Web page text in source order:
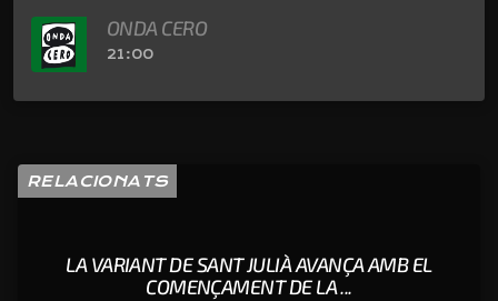
ONDA CERO
21:00
RELACIONATS
LA VARIANT DE SANT JULIÀ AVANÇA AMB EL
COMENÇAMENT DE LA ...